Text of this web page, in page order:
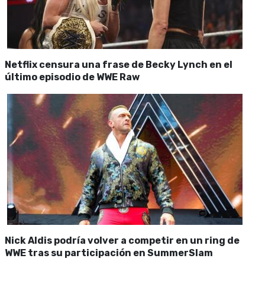
Netflix censura una frase de Becky Lynch en el
último episodio de WWE Raw
Nick Aldis podría volver a competir en un ring de
WWE tras su participación en SummerSlam